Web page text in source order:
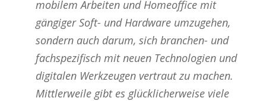
mobilem Arbeiten und Homeoffice mit
gängiger Soft- und Hardware umzugehen,
sondern auch darum, sich branchen- und
fachspezifisch mit neuen Technologien und
digitalen Werkzeugen vertraut zu machen.
Mittlerweile gibt es glücklicherweise viele